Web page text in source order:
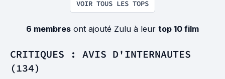
VOIR TOUS LES TOPS
6 membres ont ajouté Zulu à leur top 10 film
CRITIQUES : AVIS D'INTERNAUTES
(134)